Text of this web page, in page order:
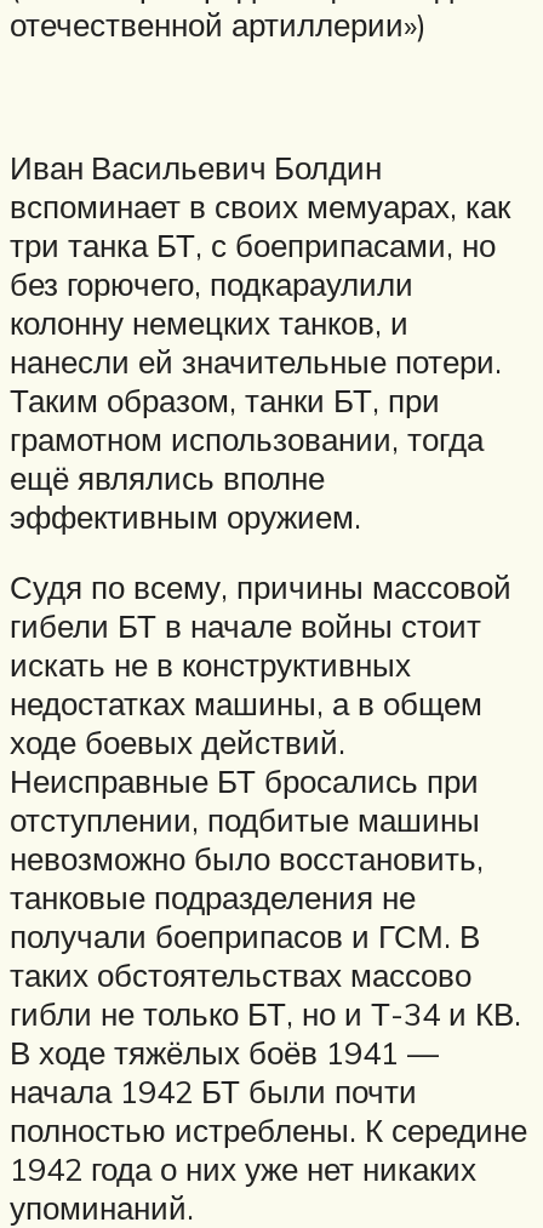
отечественной артиллерии»)
Иван Васильевич Болдин
вспоминает в своих мемуарах, как
три танка БТ, с боеприпасами, но
без горючего, подкараулили
колонну немецких танков, и
нанесли ей значительные потери.
Таким образом, танки БТ, при
грамотном использовании, тогда
ещё являлись вполне
эффективным оружием.
Судя по всему, причины массовой
гибели БТ в начале войны стоит
искать не в конструктивных
недостатках машины, а в общем
ходе боевых действий.
Неисправные БТ бросались при
отступлении, подбитые машины
невозможно было восстановить,
танковые подразделения не
получали боеприпасов и ГСМ. В
таких обстоятельствах массово
гибли не только БТ, но и Т-34 и КВ.
В ходе тяжёлых боёв 1941 —
начала 1942 БТ были почти
полностью истреблены. К середине
1942 года о них уже нет никаких
упоминаний.